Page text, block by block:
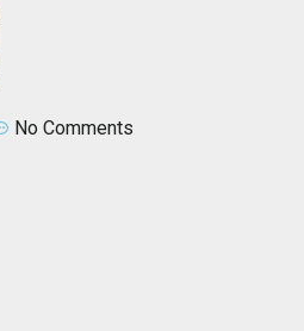
No Comments